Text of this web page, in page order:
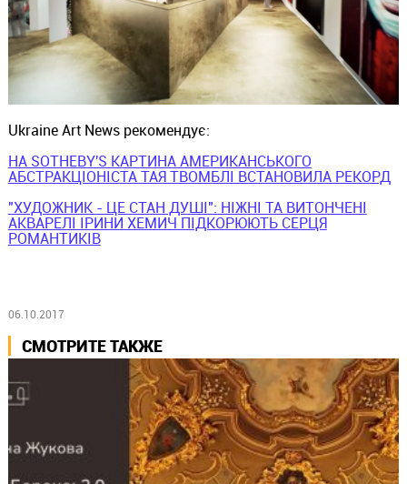
Ukraine Art News рекомендує:
НА SOTHEBY'S КАРТИНА АМЕРИКАНСЬКОГО
АБСТРАКЦІОНІСТА ТАЯ ТВОМБЛІ ВСТАНОВИЛА РЕКОРД
"ХУДОЖНИК - ЦЕ СТАН ДУШІ": НІЖНІ ТА ВИТОНЧЕНІ
АКВАРЕЛІ ІРИНИ ХЕМИЧ ПІДКОРЮЮТЬ СЕРЦЯ
РОМАНТИКІВ
06.10.2017
СМОТРИТЕ ТАКЖЕ